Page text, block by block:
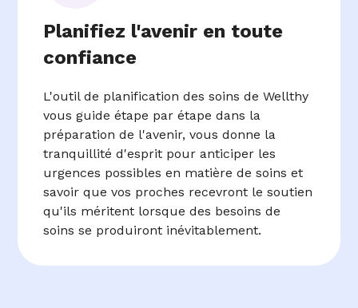
Planifiez l'avenir en toute
confiance
L'outil de planification des soins de Wellthy
vous guide étape par étape dans la
préparation de l'avenir, vous donne la
tranquillité d'esprit pour anticiper les
urgences possibles en matière de soins et
savoir que vos proches recevront le soutien
qu'ils méritent lorsque des besoins de
soins se produiront inévitablement.